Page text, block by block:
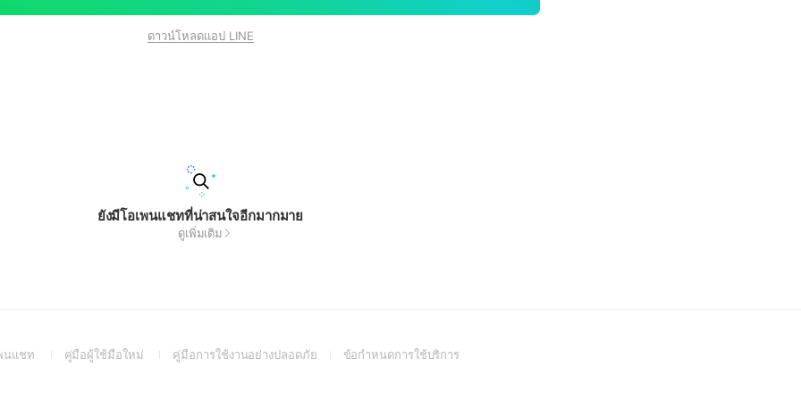
ดาวน์โหลดแอป LINE
ยังมีโอเพนแชทที่น่าสนใจอีกมากมาย
ดูเพิ่มเติม
นแชท
(Openคู่มือผู้ใช้มือใหม่
(Openคู่มือการใช้งานอย่างปลอดภัย(Openข้อกำหนดการใช้บริการ(Open